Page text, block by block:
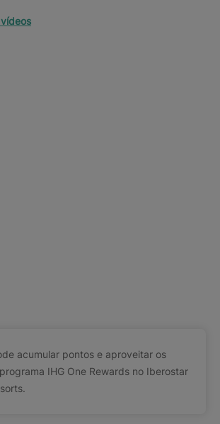
acumular pontos e aproveitar os
IHG One Rewards no Iberostar